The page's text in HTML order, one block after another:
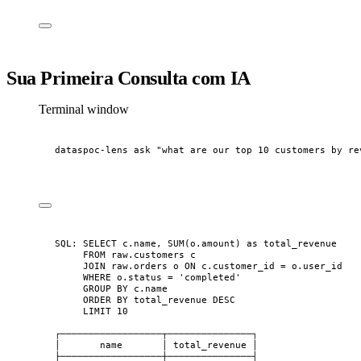
Sua Primeira Consulta com IA
Terminal window
dataspoc-lens ask "what are our top 10 customers by
SQL: SELECT c.name, SUM(o.amount) as total_revenue
FROM raw.customers c
JOIN raw.orders o ON c.customer_id = o.user_id
WHERE o.status = 'completed'
GROUP BY c.name
ORDER BY total_revenue DESC
LIMIT 10
┌──────────────────┬───────────────┐
│       name       │ total_revenue │
├──────────────────┼───────────────┤